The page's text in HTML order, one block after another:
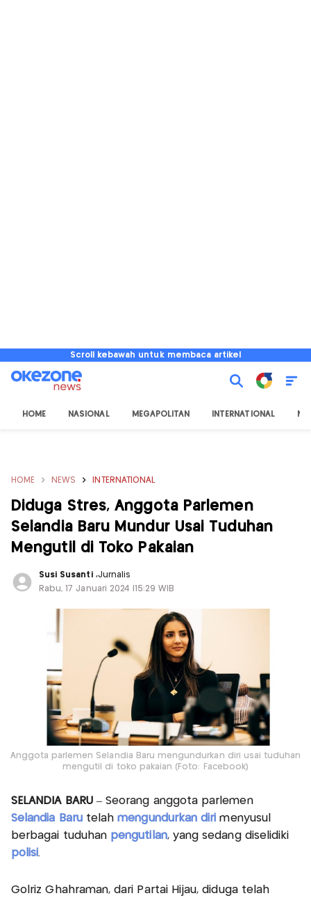
Scroll kebawah untuk membaca artikel
HOME NASIONAL MEGAPOLITAN INTERNATIONAL
HOME NEWS INTERNATIONAL
Diduga Stres, Anggota Parlemen
Selandia Baru Mundur Usai Tuduhan
Mengutil di Toko Pakaian
Susi Susanti ,Jurnalis
Rabu, 17 Januari 2024 |15:29 WIB
Anggota parlemen Selandia Baru mengundurkan diri usai tuduhan
mengutil di toko pakaian (Foto: Facebook)
SELANDIA BARU– Seorang anggota parlemen
Selandia Barutelahmengundurkan diri menyusul
berbagai tuduhan pengutilan, yang sedang diselidiki
polisi.
Golriz Ghahraman, dari Partai Hijau, diduga telah